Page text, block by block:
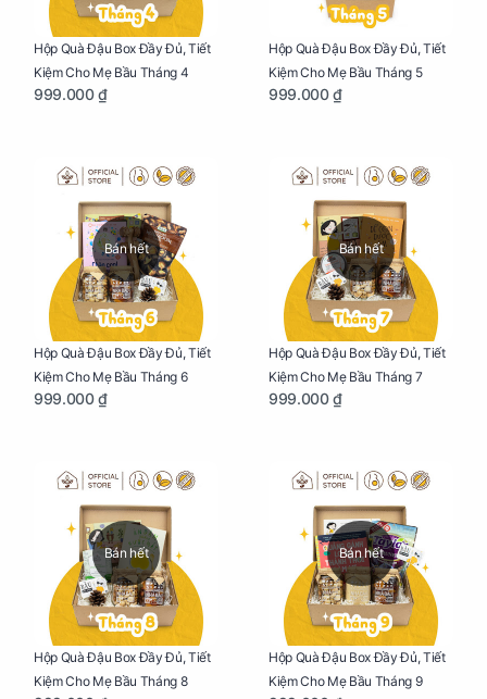
Hộp Quà Đậu Box Đầy Đủ, Tiết
Kiệm Cho Mẹ Bầu Tháng 4
999.000 ₫
Hộp Quà Đậu Box Đầy Đủ, Tiết
Kiệm Cho Mẹ Bầu Tháng 5
999.000 ₫
Bán hết
Hộp Quà Đậu Box Đầy Đủ, Tiết
Kiệm Cho Mẹ Bầu Tháng 6
999.000 ₫
Bán hết
Hộp Quà Đậu Box Đầy Đủ, Tiết
Kiệm Cho Mẹ Bầu Tháng 7
999.000 ₫
Bán hết
Hộp Quà Đậu Box Đầy Đủ, Tiết
Kiệm Cho Mẹ Bầu Tháng 8
Bán hết
Hộp Quà Đậu Box Đầy Đủ, Tiết
Kiệm Cho Mẹ Bầu Tháng 9